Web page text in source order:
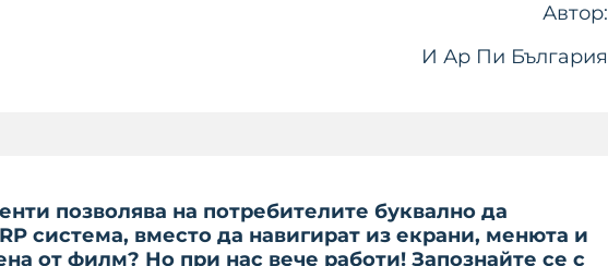
Автор:
И Ар Пи България
позволява на потребителите буквално да
система, вместо да навигират из екрани, менюта и
от филм? Но при нас вече работи! Запознайте се с